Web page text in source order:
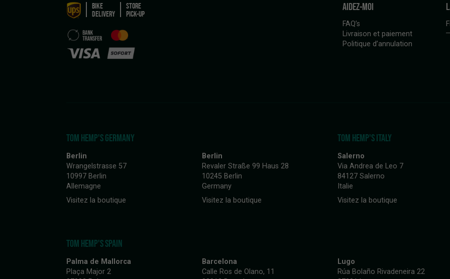
BIKE
DELIVERY
STORE
PICK-UP
AIDEZ-MOI
FAQ’s
Livraison et paiement
Politique d’annulation
TOM HEMP'S GERMANY
Berlin
Wrangelstrasse 57
10997 Berlin
Allemagne
Visitez la boutique
Berlin
Revaler Straße 99 Haus 28
10245 Berlin
Germany
Visitez la boutique
TOM HEMP'S ITALY
Salerno
Via Andrea de Leo 7
84127 Salerno
Italie
Visitez la boutique
TOM HEMP'S SPAIN
Palma de Mallorca
Plaça Major 2
Barcelona
Calle Ros de Olano, 11
Lugo
Rúa Bolaño Rivadeneira 22